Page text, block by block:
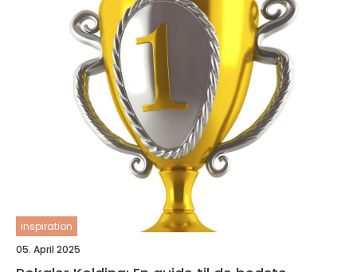
inspiration
05. April 2025